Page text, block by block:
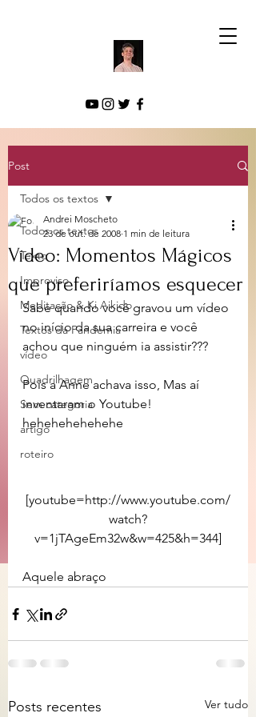
Post
Todos os textos
Texto
Improviso
Meditação & Ki Aikido
Textos da Pandemia
vídeo
Quadrilhagem
Sem categoria
artigo
roteiro
Todos os textos
Vídeo: Momentos Mágicos
que preferiríamos esquecer
Andrei Moscheto
23 de out. de 2008 1 min de leitura
Sabe quando você gravou um vídeo
no início da sua carreira e você
achou que ninguém ia assistir???
Pois a Anne achava isso, Mas aí
inventaram o Youtube!
hehehehehehehe
[youtube=http://www.youtube.com/
watch?
v=1jTAgeEm32w&w=425&h=344]
Aquele abraço
Posts recentes Ver tudo